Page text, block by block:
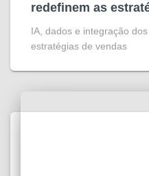
redefinem as
IA, dados e integração
estratégias de vendas